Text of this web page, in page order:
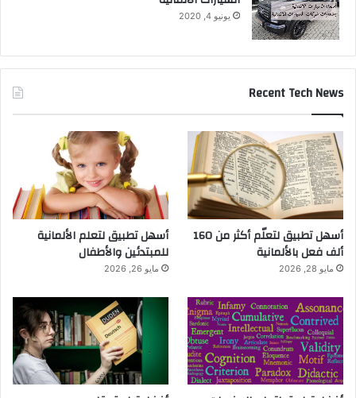
يونيو 4, 2020
Recent Tech News
أسهل تطبيق لتعلّم أكثر من 160
ألف فعل بالألمانية
مايو 28, 2026
أسهل تطبيق لتعلم الألمانية
للمبتدئين والأطفال
مايو 26, 2026